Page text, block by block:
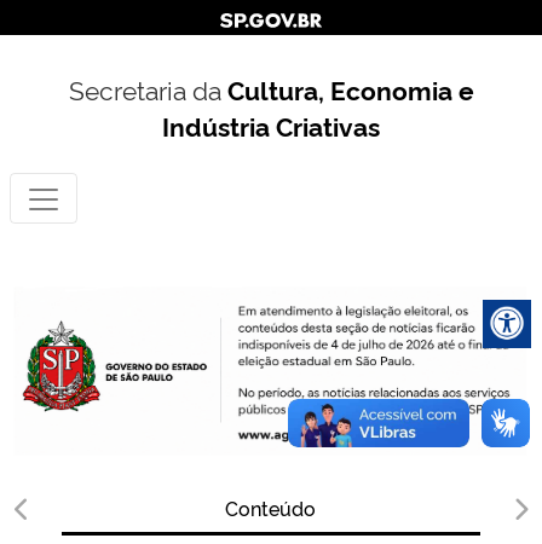
Secretaria daCultura, Economia e
Indústria Criativas
Conteúdo